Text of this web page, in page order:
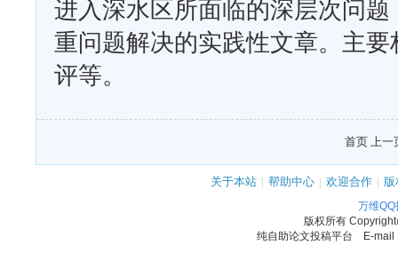
进入深水区所面临的深层次问
重问题解决的实践性文章。主
评等。
首页 上一
关于本站 | 帮助中心 | 欢迎合作 |
万维
版权所有
纯自助论文投稿平台 E-mail